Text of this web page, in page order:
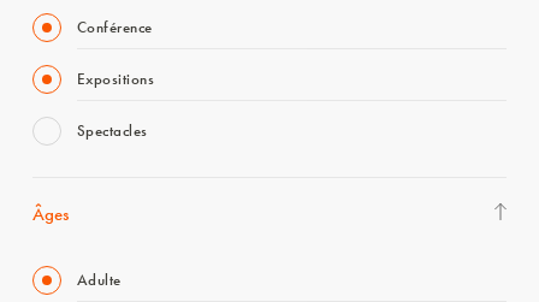
Conférence
Expositions
Spectacles
Âges
Adulte